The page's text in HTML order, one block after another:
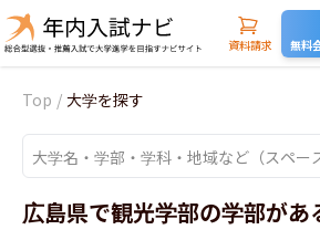
資料請求 無料
Top / 大学を探す
広島県で観光学部の学部があ